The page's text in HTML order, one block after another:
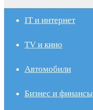
IT и интернет
TV и кино
Автомобили
Бизнес и финансы